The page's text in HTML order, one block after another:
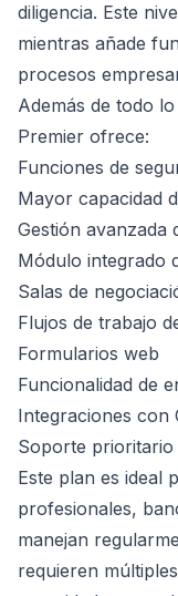
diligencia. Este
mientras añade
procesos
Además de todo
Premier ofrece:
Funciones de
Mayor capacidad
Gestión avanzada
Módulo integrado
Salas de
Flujos de trabajo
Formularios web
Funcionalidad de
Integraciones con
Soporte prioritario
Este plan es ideal
profesionales,
manejan
requieren